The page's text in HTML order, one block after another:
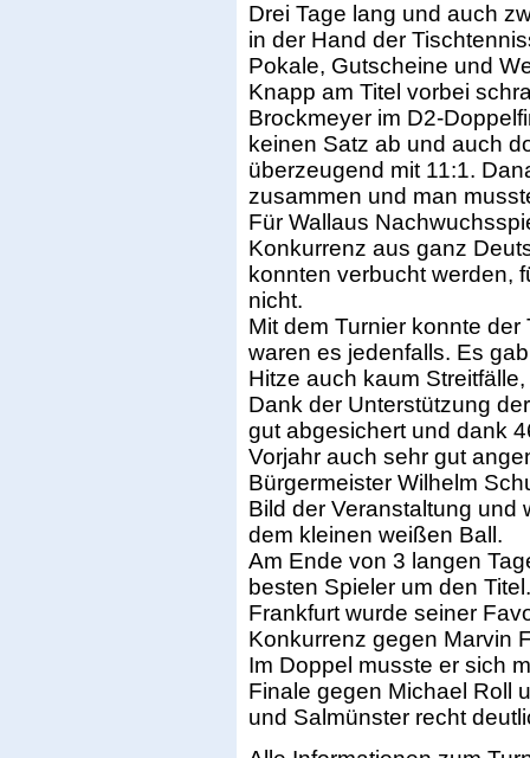
Drei Tage lang und auch
in der Hand der
Pokale, Gutscheine und
Knapp am Titel vorbei
Brockmeyer im D2-
keinen Satz ab und auch
überzeugend mit 11:1.
zusammen und man
Für Wallaus
Konkurrenz aus ganz
konnten verbucht werden,
nicht.
Mit dem Turnier konnte
waren es jedenfalls. Es
Hitze auch kaum
Dank der Unterstützung
gut abgesichert und dank
Vorjahr auch sehr gut
Bürgermeister Wilhelm
Bild der Veranstaltung und
dem kleinen weißen Ball.
Am Ende von 3 langen
besten Spieler um den
Frankfurt wurde seiner
Konkurrenz gegen Marvin
Im Doppel musste er sich
Finale gegen Michael Roll
und Salmünster recht